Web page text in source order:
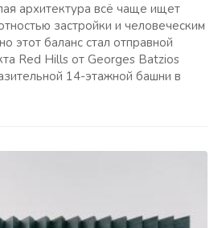
архитектура всё чаще ищет
застройки и человеческим
этот баланс стал отправной
Red Hills от Georges Batzios
14-этажной башни в